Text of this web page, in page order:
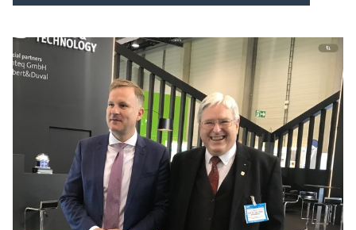
WAHLKREISBESUCHE
PRESSEFOTOS
MEIN BÜRGERBÜRO
MEIN WAHLKREIS
ZIELE
Redebeiträge
Anträge CDU
Kleine Anfragen